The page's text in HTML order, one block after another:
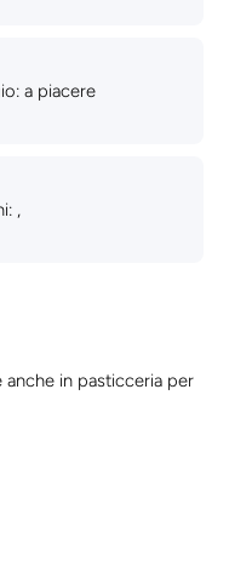
a piacere
,
anche in pasticceria per